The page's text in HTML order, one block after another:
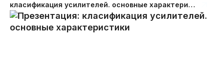
класификация усилителей. основные характеристики